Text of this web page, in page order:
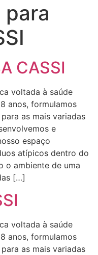
para
CASSI
voltada à saúde
anos, formulamos
as mais variadas
e
espaço
atípicos dentro do
o ambiente de uma
[…]
voltada à saúde
anos, formulamos
as mais variadas